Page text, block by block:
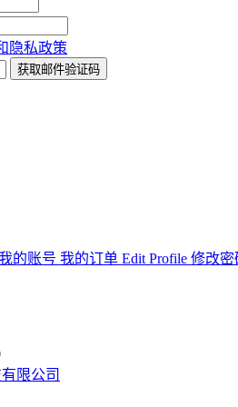
隐私政策
获取邮件验证码
的账号 我的订单 Edit Profile 修改密